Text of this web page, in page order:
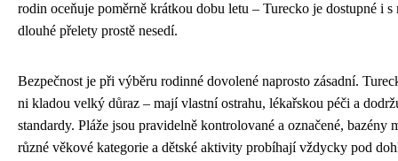
rodin oceňuje poměrně krátkou dobu letu – Turecko je dostupné i
dlouhé přelety prostě nesedí.
Bezpečnost je při výběru rodinné dovolené naprosto zásadní.
ni kladou velký důraz – mají vlastní ostrahu, lékařskou péči a
standardy. Pláže jsou pravidelně kontrolované a označené, bazény
různé věkové kategorie a dětské aktivity probíhají vždycky pod